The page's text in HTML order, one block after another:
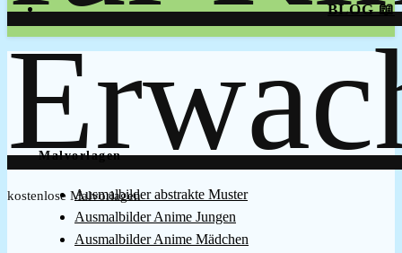
kostenlose Malvorlagen
BLOG 📖
Malvorlagen
Ausmalbilder abstrakte Muster
Ausmalbilder Anime Jungen
Ausmalbilder Anime Mädchen